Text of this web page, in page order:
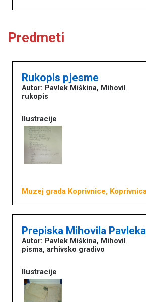
Predmeti
Rukopis pjesme
Autor: Pavlek Miškina, Mihovil
rukopis
Ilustracije
Muzej grada Koprivnice,
Prepiska Mihovila
Autor: Pavlek Miškina, Mihovil
pisma, arhivsko gradivo
Ilustracije